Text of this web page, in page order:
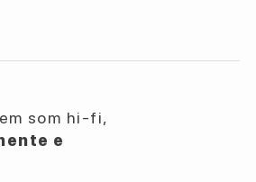
som hi-fi,
e